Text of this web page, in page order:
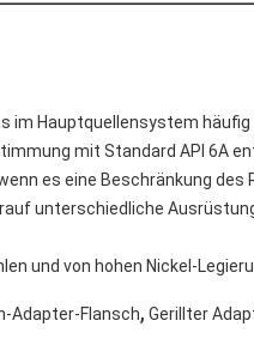
im Hauptquellensystem
mit Standard API 6A
es eine Beschränkung des
unterschiedliche
und von hohen Nickel-
Adapter-Flansch, Gerillter